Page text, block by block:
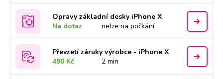
Opravy základní desky iPhone X
Na dotaz
nelze na počkání
Převzetí záruky výrobce - iPhone X
490 Kč
2 min